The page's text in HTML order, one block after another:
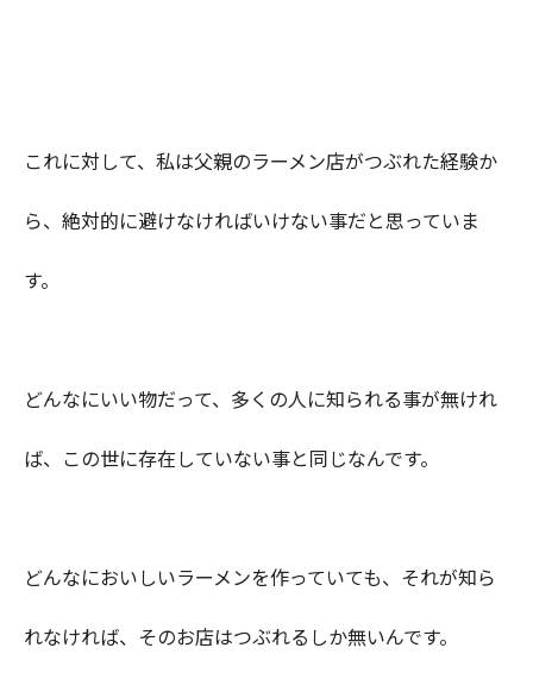
これに対して、私は父親のラーメン店がつぶれた経験か
ら、絶対的に避けなければいけない事だと思っていま
す。
どんなにいい物だって、多くの人に知られる事が無けれ
ば、この世に存在していない事と同じなんです。
どんなにおいしいラーメンを作っていても、それが知ら
れなければ、そのお店はつぶれるしか無いんです。